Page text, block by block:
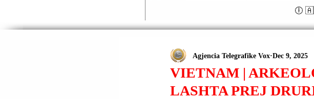
🕕
VIETNAM |
LASHTA PREJ
Agjencia Telegrafike Vox Dec 9, 2025